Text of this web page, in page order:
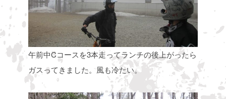
午前中Cコースを3本走ってランチの後上がったら
ガスってきました。風も冷たい。